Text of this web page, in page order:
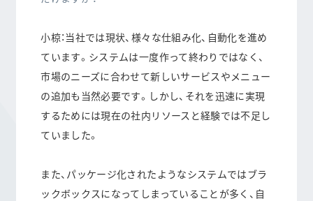
小椋：当社では現状、様々な仕組み化、自動化を進め
ています。システムは一度作って終わりではなく、
市場のニーズに合わせて新しいサービスやメニュー
の追加も当然必要です。しかし、それを迅速に実現
するためには現在の社内リソースと経験では不足し
ていました。
また、パッケージ化されたようなシステムではブラ
ックボックスになってしまっていることが多く、自